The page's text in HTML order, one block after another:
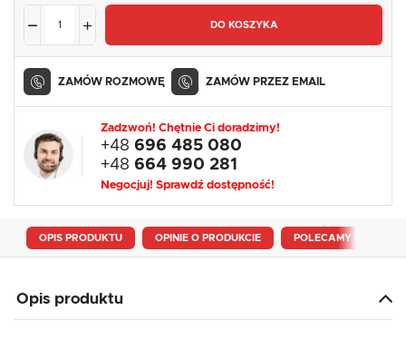
DO KOSZYKA
ZAMÓW ROZMOWĘ ZAMÓW PRZEZ EMAIL
Zadzwoń! Chętnie Ci doradzimy!
+48 696 485 080
+48 664 990 281
Negocjuj! Sprawdź dostępność!
OPIS PRODUKTU OPINIE O PRODUKCIE POLECAMY RÓWNIEŻ
Opis produktu